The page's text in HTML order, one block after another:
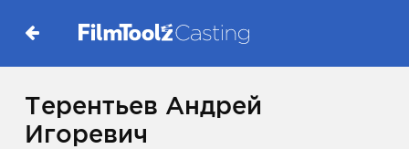
Терентьев Андрей
Игоревич